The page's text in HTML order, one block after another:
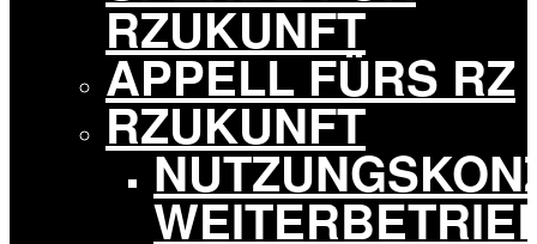
RZUKUNFT
APPELL FÜRS RZ
RZUKUNFT